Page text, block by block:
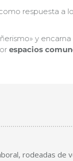
respuesta a
y
espacios
rodeadas de